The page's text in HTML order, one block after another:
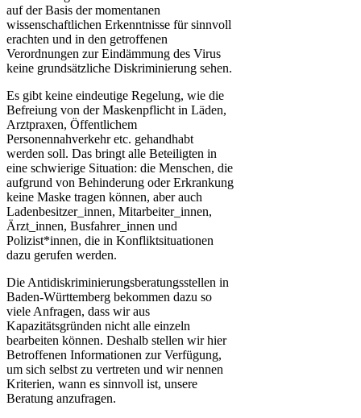
auf der Basis der momentanen
wissenschaftlichen Erkenntnisse für sinnvoll
erachten und in den getroffenen
Verordnungen zur Eindämmung des Virus
keine grundsätzliche Diskriminierung sehen.
Es gibt keine eindeutige Regelung, wie die
Befreiung von der Maskenpflicht in Läden,
Arztpraxen, Öffentlichem
Personennahverkehr etc. gehandhabt
werden soll. Das bringt alle Beteiligten in
eine schwierige Situation: die Menschen, die
aufgrund von Behinderung oder Erkrankung
keine Maske tragen können, aber auch
Ladenbesitzer_innen, Mitarbeiter_innen,
Ärzt_innen, Busfahrer_innen und
Polizist*innen, die in Konfliktsituationen
dazu gerufen werden.
Die Antidiskriminierungsberatungsstellen in
Baden-Württemberg bekommen dazu so
viele Anfragen, dass wir aus
Kapazitätsgründen nicht alle einzeln
bearbeiten können. Deshalb stellen wir hier
Betroffenen Informationen zur Verfügung,
um sich selbst zu vertreten und wir nennen
Kriterien, wann es sinnvoll ist, unsere
Beratung anzufragen.